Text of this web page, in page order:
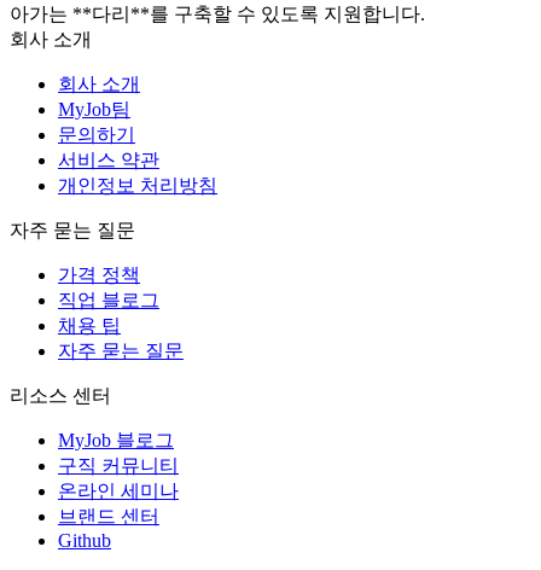
아가는 **다리**를 구축할 수 있도록 지원합니다.
회사 소개
회사 소개
MyJob팀
문의하기
서비스 약관
개인정보 처리방침
자주 묻는 질문
가격 정책
직업 블로그
채용 팁
자주 묻는 질문
리소스 센터
MyJob 블로그
구직 커뮤니티
온라인 세미나
브랜드 센터
Github